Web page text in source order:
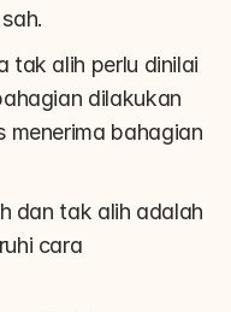
tak alih perlu dinilai
dilakukan
menerima bahagian
dan tak alih adalah
cara